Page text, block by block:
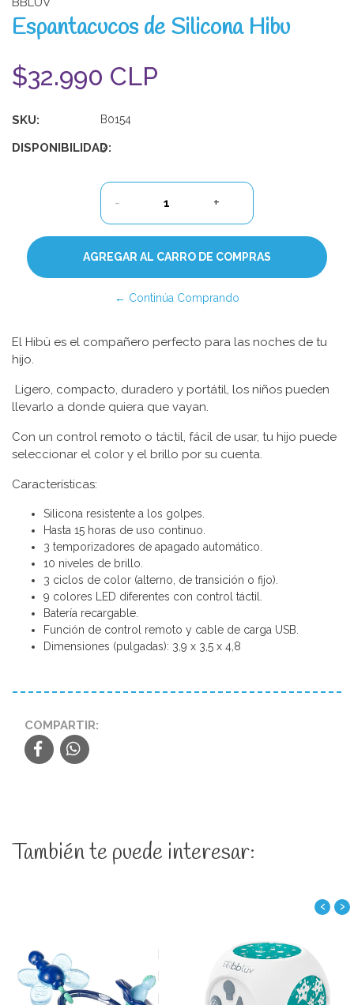
Espantacucos de Silicona Hibu
$32.990 CLP
SKU: B0154
DISPONIBILIDAD:
3
- +
← Continúa Comprando
El Hibü es el compañero perfecto para las noches de tu
hijo.
Ligero, compacto, duradero y portátil, los niños pueden
llevarlo a donde quiera que vayan.
Con un control remoto o táctil, fácil de usar, tu hijo puede
seleccionar el color y el brillo por su cuenta.
Características:
Silicona resistente a los golpes.
Hasta 15 horas de uso continuo.
3 temporizadores de apagado automático.
10 niveles de brillo.
3 ciclos de color (alterno, de transición o fijo).
9 colores LED diferentes con control táctil.
Batería recargable.
Función de control remoto y cable de carga USB.
Dimensiones (pulgadas): 3,9 x 3,5 x 4,8
COMPARTIR:
También te puede interesar:
‹ ›